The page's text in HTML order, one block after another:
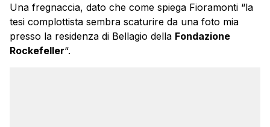
Una fregnaccia, dato che come spiega Fioramonti “la
tesi complottista sembra scaturire da una foto mia
presso la residenza di Bellagio della Fondazione
Rockefeller“.